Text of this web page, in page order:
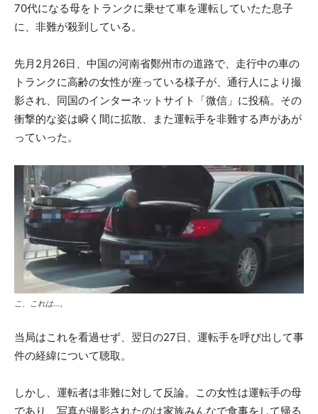
70代になる母をトランクに乗せて車を運転していたた息子
に、非難が殺到している。
先月2月26日、中国の河南省鄭州市の道路で、走行中の車の
トランクに高齢の女性が座っている様子が、通行人により撮
影され、同国のインターネットサイト「微信」に投稿。その
衝撃的な姿は瞬く間に拡散、また運転手を非難する声があが
っていった。
こ、これは…。
当局はこれを看過せず、翌日の27日、運転手を呼び出して事
件の経緯について聴取。
しかし、運転者は非難に対して反論。この女性は運転手の母
であり、写真が撮影されたのは家族みんなで食事をして帰る